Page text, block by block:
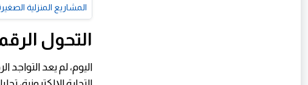
المشاريع المنزلية
التحول
اليوم، لم يعد